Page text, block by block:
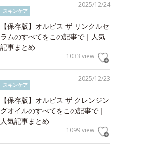
2025/12/24
スキンケア
【保存版】オルビス ザ リンクルセ
ラムのすべてをこの記事で｜人気
記事まとめ
1033 view
2025/12/23
スキンケア
【保存版】オルビス ザ クレンジン
グオイルのすべてをこの記事で｜
人気記事まとめ
1099 view